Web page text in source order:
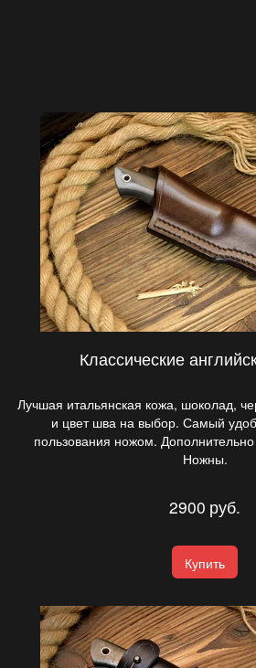
Классические
Лучшая итальянская кожа, шоколад,
и цвет шва на выбор. Самый
пользования ножом.
Ножны.
2900 руб.
Купить